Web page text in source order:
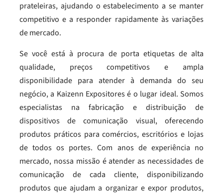
prateleiras, ajudando o estabelecimento a se manter
competitivo e a responder rapidamente às variações
de mercado.
Se você está à procura de porta etiquetas de alta
qualidade, preços competitivos e ampla
disponibilidade para atender à demanda do seu
negócio, a Kaizenn Expositores é o lugar ideal. Somos
especialistas na fabricação e distribuição de
dispositivos de comunicação visual, oferecendo
produtos práticos para comércios, escritórios e lojas
de todos os portes. Com anos de experiência no
mercado, nossa missão é atender as necessidades de
comunicação de cada cliente, disponibilizando
produtos que ajudam a organizar e expor produtos,